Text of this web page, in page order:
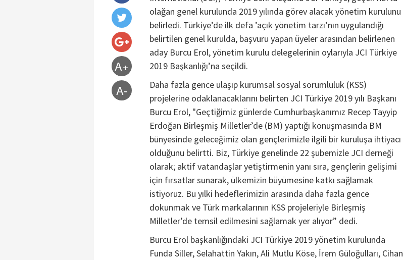
A+
A-
olağan genel kurulunda 2019 yılında görev alacak yönetim kurulunu
belirledi. Türkiye’de ilk defa ’açık yönetim tarzı’nın uygulandığı
belirtilen genel kurulda, başvuru yapan üyeler arasından belirlenen
aday Burcu Erol, yönetim kurulu delegelerinin oylarıyla JCI Türkiye
2019 Başkanlığı’na seçildi.
Daha fazla gence ulaşıp kurumsal sosyal sorumluluk (KSS)
projelerine odaklanacaklarını belirten JCI Türkiye 2019 yılı Başkanı
Burcu Erol, "Geçtiğimiz günlerde Cumhurbaşkanımız Recep Tayyip
Erdoğan Birleşmiş Milletler’de (BM) yaptığı konuşmasında BM
bünyesinde geleceğimiz olan gençlerimizle ilgili bir kuruluşa ihtiyacı
olduğunu belirtti. Biz, Türkiye genelinde 22 şubemizle JCI derneği
olarak; aktif vatandaşlar yetiştirmenin yanı sıra, gençlerin gelişimi
için fırsatlar sunarak, ülkemizin büyümesine katkı sağlamak
istiyoruz. Bu yılki hedeflerimizin arasında daha fazla gence
dokunmak ve Türk markalarının KSS projeleriyle Birleşmiş
Milletler’de temsil edilmesini sağlamak yer alıyor” dedi.
Burcu Erol başkanlığındaki JCI Türkiye 2019 yönetim kurulunda
Funda Siller, Selahattin Yakın, Ali Mutlu Köse, İrem Güloğulları, Cihan